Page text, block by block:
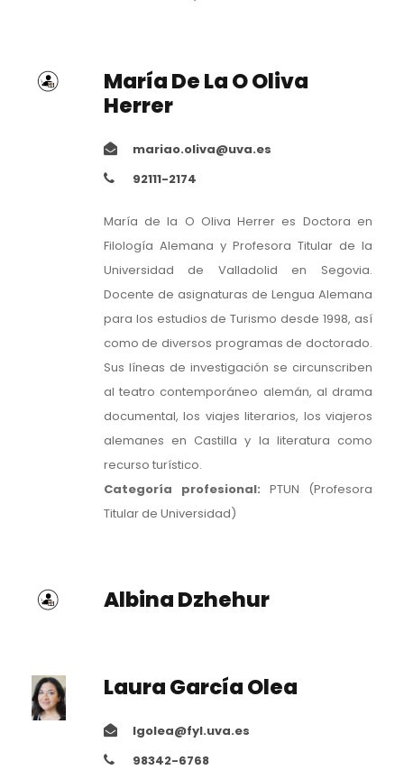
María De La O Oliva
Herrer
mariao.oliva@uva.es
92111-2174
María de la O Oliva Herrer es Doctora en
Filología Alemana y Profesora Titular de la
Universidad de Valladolid en Segovia.
Docente de asignaturas de Lengua Alemana
para los estudios de Turismo desde 1998, así
como de diversos programas de doctorado.
Sus líneas de investigación se circunscriben
al teatro contemporáneo alemán, al drama
documental, los viajes literarios, los viajeros
alemanes en Castilla y la literatura como
recurso turístico.
Categoría profesional: PTUN (Profesora
Titular de Universidad)
Albina Dzhehur
Laura García Olea
lgolea@fyl.uva.es
98342-6768